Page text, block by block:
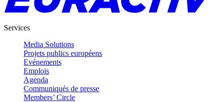
Services
Media Solutions
Projets publics européens
Evénements
Emplois
Agenda
Communiqués de presse
Members’ Circle